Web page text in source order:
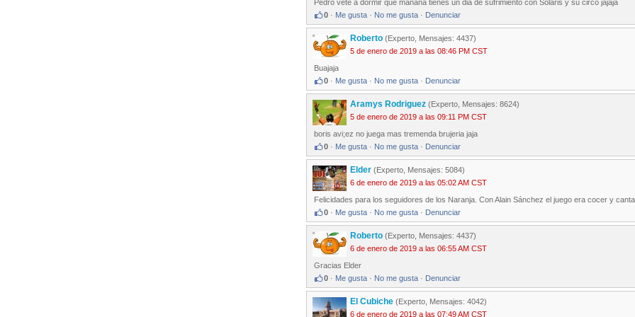
Pedro vete a dormir que mañana tienes un dia de sufrimiento con Solaris y su circo jajaja
0 · Me gusta · No me gusta · Denunciar
Roberto (Experto, Mensajes: 4437)
5 de enero de 2019 a las 08:46 PM CST
Buajaja
0 · Me gusta · No me gusta · Denunciar
Aramys Rodriguez (Experto, Mensajes: 8624)
5 de enero de 2019 a las 09:11 PM CST
boris avi;ez no juega mas tremenda brujeria jaja
0 · Me gusta · No me gusta · Denunciar
Elder (Experto, Mensajes: 5084)
6 de enero de 2019 a las 05:02 AM CST
Felicidades para los seguidores de los Naranja. Con Alain Sánchez el juego era cocer y
0 · Me gusta · No me gusta · Denunciar
Roberto (Experto, Mensajes: 4437)
6 de enero de 2019 a las 06:55 AM CST
Gracias Elder
0 · Me gusta · No me gusta · Denunciar
El Cubiche (Experto, Mensajes: 4042)
6 de enero de 2019 a las 07:49 AM CST